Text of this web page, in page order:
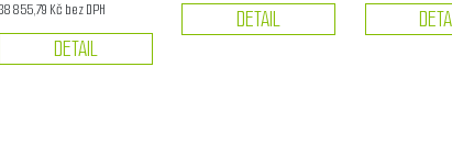
38 855,79 Kč bez DPH
DETAIL
DETAIL